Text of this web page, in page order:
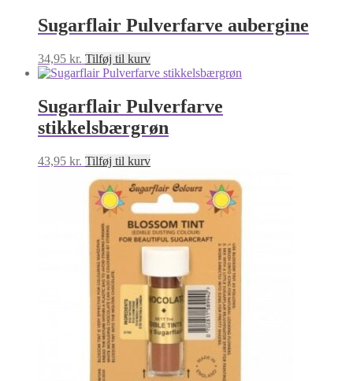
Sugarflair Pulverfarve aubergine
34,95 kr. Tilføj til kurv
Sugarflair Pulverfarve
stikkelsbærgrøn
43,95 kr. Tilføj til kurv